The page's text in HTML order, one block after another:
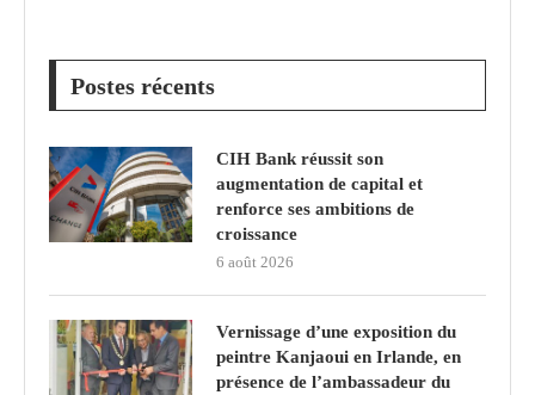
Postes récents
CIH Bank réussit son
augmentation de capital et
renforce ses ambitions de
croissance
6 août 2026
Vernissage d’une exposition du
peintre Kanjaoui en Irlande, en
présence de l’ambassadeur du